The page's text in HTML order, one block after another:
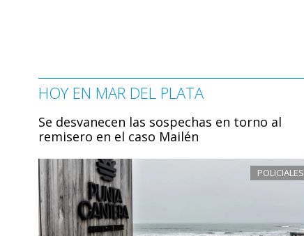
HOY EN MAR DEL PLATA
Se desvanecen las sospechas en torno al
remisero en el caso Mailén
POLICIALES